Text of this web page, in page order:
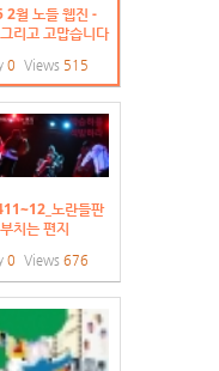
2월 노들 웹진 -
리고 고맙습니다
0 Views 515
노란들판
치는 편지
0 Views 676